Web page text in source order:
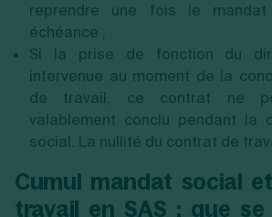
reprendre une fois le
échéance ;
Si la prise de fonction du
intervenue au moment de la
de travail, ce contrat ne
valablement conclu pendant la
social. La nullité du contrat de
Cumul mandat social
travail en SAS : que se